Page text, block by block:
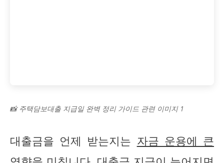
📸 주택담보대출 지급일 완벽 정리 가이드 관련 이미지 1
대출금을 언제 받는지는 자금 운용에 큰